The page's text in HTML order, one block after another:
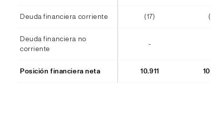
Deuda financiera corriente (17) (11)
Deuda financiera no
corriente
-
Posición financiera neta 10.911